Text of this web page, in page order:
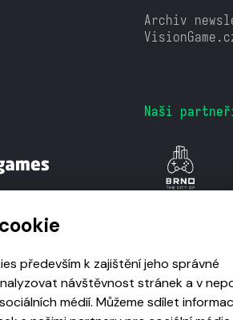
Archiv
Naši
především k zajištění jeho správné
návštěvnost stránek a v
médií. Můžeme sdílet